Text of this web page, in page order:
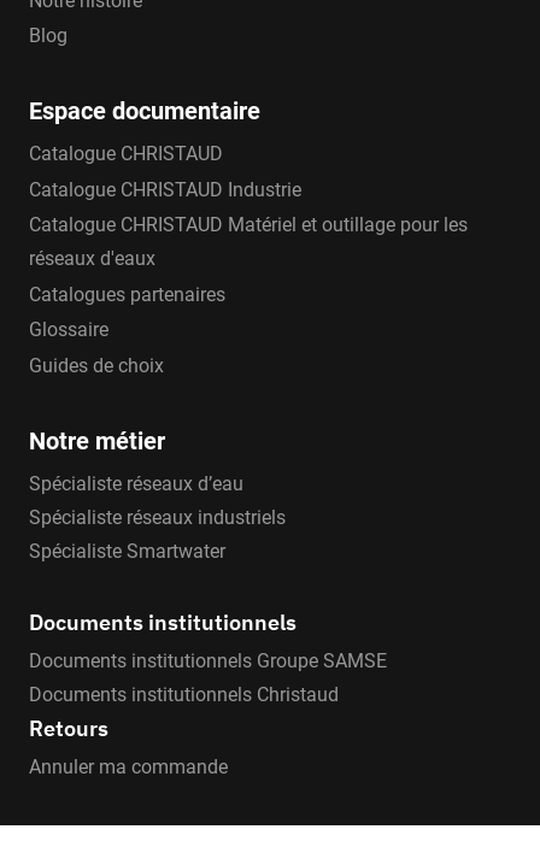
Blog
Espace documentaire
Catalogue CHRISTAUD
Catalogue CHRISTAUD Industrie
Catalogue CHRISTAUD Matériel et outillage pour les
réseaux d'eaux
Catalogues partenaires
Glossaire
Guides de choix
Notre métier
Spécialiste réseaux d’eau
Spécialiste réseaux industriels
Spécialiste Smartwater
Documents institutionnels
Documents institutionnels Groupe SAMSE
Documents institutionnels Christaud
Retours
Annuler ma commande